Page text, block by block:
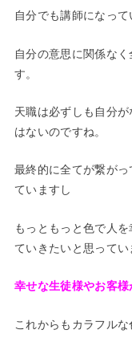
自分でも講師になっ
自分の意思に関係な
す。
天職は必ずしも自分
はないのですね。
最終的に全てが繋が
ていますし
もっともっと色で人
ていきたいと思ってい
幸せな生徒様やお客様
これからもカラフル